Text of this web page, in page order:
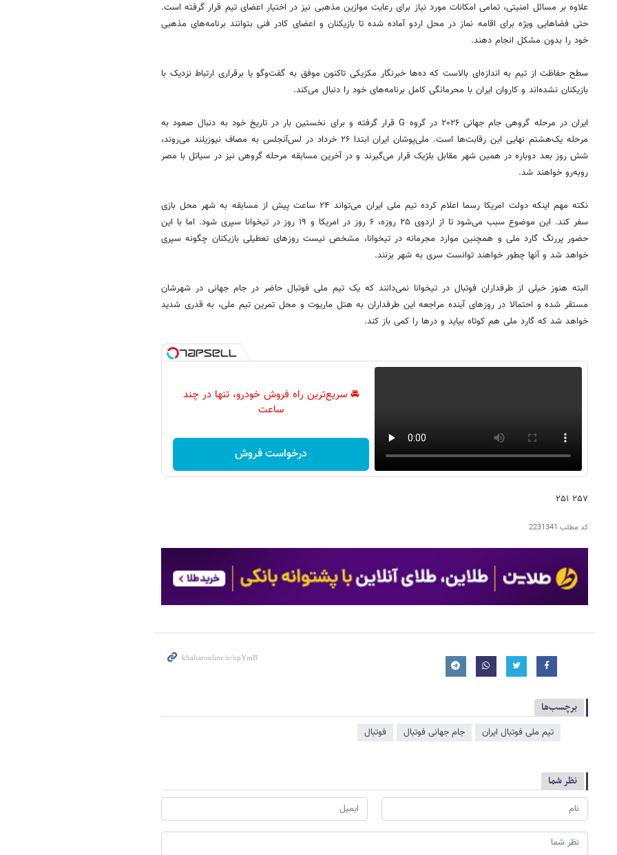
علاوه بر مسائل امنیتی، تمامی امکانات مورد نیاز برای رعایت موازین مذهبی نیز در اختیار اعضای تیم قرار گرفته است.
حتی فضاهایی ویژه برای اقامه نماز در محل اردو آماده شده تا بازیکنان و اعضای کادر فنی بتوانند برنامه‌های مذهبی
خود را بدون مشکل انجام دهند.
سطح حفاظت از تیم به اندازه‌ای بالاست که ده‌ها خبرنگار مکزیکی تاکنون موفق به گفت‌وگو یا برقراری ارتباط نزدیک با
بازیکنان نشده‌اند و کاروان ایران با محرمانگی کامل برنامه‌های خود را دنبال می‌کند.
ایران در مرحله گروهی جام جهانی ۲۰۲۶ در گروه G قرار گرفته و برای نخستین بار در تاریخ خود به دنبال صعود به
مرحله یک‌هشتم نهایی این رقابت‌ها است. ملی‌پوشان ایران ابتدا ۲۶ خرداد در لس‌آنجلس به مصاف نیوزیلند می‌روند،
شش روز بعد دوباره در همین شهر مقابل بلژیک قرار می‌گیرند و در آخرین مسابقه مرحله گروهی نیز در سیاتل با مصر
روبه‌رو خواهند شد.
نکته مهم اینکه دولت امریکا رسما اعلام کرده تیم ملی ایران می‌تواند ۲۴ ساعت پیش از مسابقه به شهر محل بازی
سفر کند. این موضوع سبب می‌شود تا از اردوی ۲۵ روزه، ۶ روز در امریکا و ۱۹ روز در تیخوانا سپری شود. اما با این
حضور پررنگ گارد ملی و همچنین موارد مجرمانه در تیخوانا، مشخص نیست روزهای تعطیلی بازیکنان چگونه سپری
خواهد شد و آنها چطور خواهند توانست سری به شهر بزنند.
البته هنوز خیلی از طرفداران فوتبال در تیخوانا نمی‌دانند که یک تیم ملی فوتبال حاضر در جام جهانی در شهرشان
مستقر شده و احتمالا در روزهای آینده مراجعه این طرفداران به هتل ماریوت و محل تمرین تیم ملی، به قدری شدید
خواهد شد که گارد ملی هم کوتاه بیاید و درها را کمی باز کند.
🚘 سریع‌ترین راه فروش خودرو، تنها در چند
ساعت
درخواست فروش
۲۵۷ ۲۵۱
کد مطلب 2231341
برچسب‌ها
تیم ملی فوتبال ایران جام جهانی فوتبال فوتبال
نظر شما